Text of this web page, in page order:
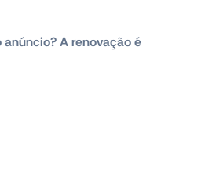
A renovação é